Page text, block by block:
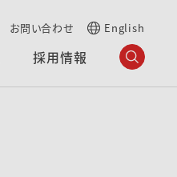
お問い合わせ English
採用情報